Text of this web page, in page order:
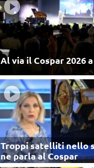
Al via il Cospar 2026
Troppi satelliti nello
ne parla al Cospar